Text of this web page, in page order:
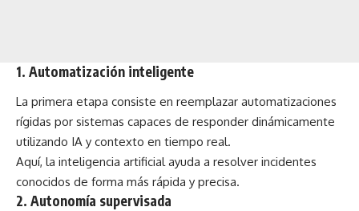
1. Automatización inteligente
La primera etapa consiste en reemplazar automatizaciones
rígidas por sistemas capaces de responder dinámicamente
utilizando IA y contexto en tiempo real.
Aquí, la inteligencia artificial ayuda a resolver incidentes
conocidos de forma más rápida y precisa.
2. Autonomía supervisada